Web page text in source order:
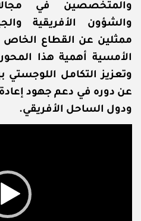
والمتخصصين في
والشؤون الأفريقية
ممثلين عن القطاع الخاص
الأمسية أهمية هذا
وتعزيز التكامل اللوجستي
عن دوره في دعم جهود إعادة
ودول الساحل الأفريقي.